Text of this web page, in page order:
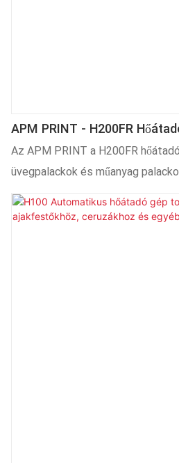
APM PRINT - H200FR
Palackokhoz,
Palackokhoz. Egyéb
Az APM PRINT a H200FR
üvegpalackok és műanyag
legjobb minőségben, alacsony
hogy a vásárlók azt kapják, amire